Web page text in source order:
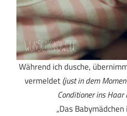
Während ich dusche,
vermeldet(just in dem
Conditioner ins Haar
„Das